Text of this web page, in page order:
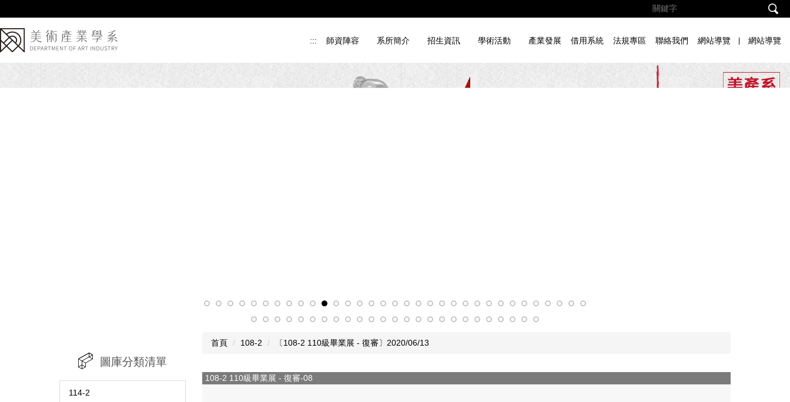
到
主
要
::: 師資陣容 系所簡介 招生資訊 學術活動 產業發展 借用系統 法規專區 聯絡我們 網站導覽 網站導覽
圖庫分類清單
114-2
首頁 108-2 〔108-2 110級畢業展 - 復審〕2020/06/13
108-2 110級畢業展 - 復審-08